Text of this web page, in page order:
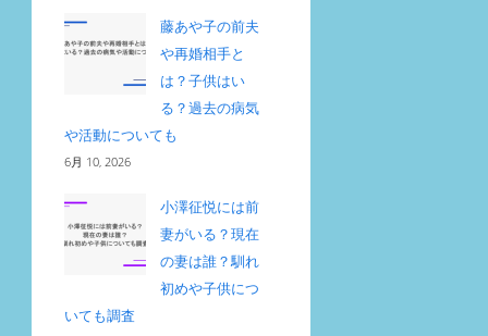
藤あや子の前夫
や再婚相手と
は？子供はい
る？過去の病気
や活動についても
6月 10, 2026
小澤征悦には前
妻がいる？現在
の妻は誰？馴れ
初めや子供につ
いても調査